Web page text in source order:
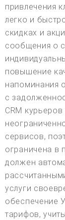
привлечения
легко и
скидках и
сообщения о
повышение
напоминания
с
CRM
сервисов,
ограничена в
должен
услуги
обеспечение
тарифов,